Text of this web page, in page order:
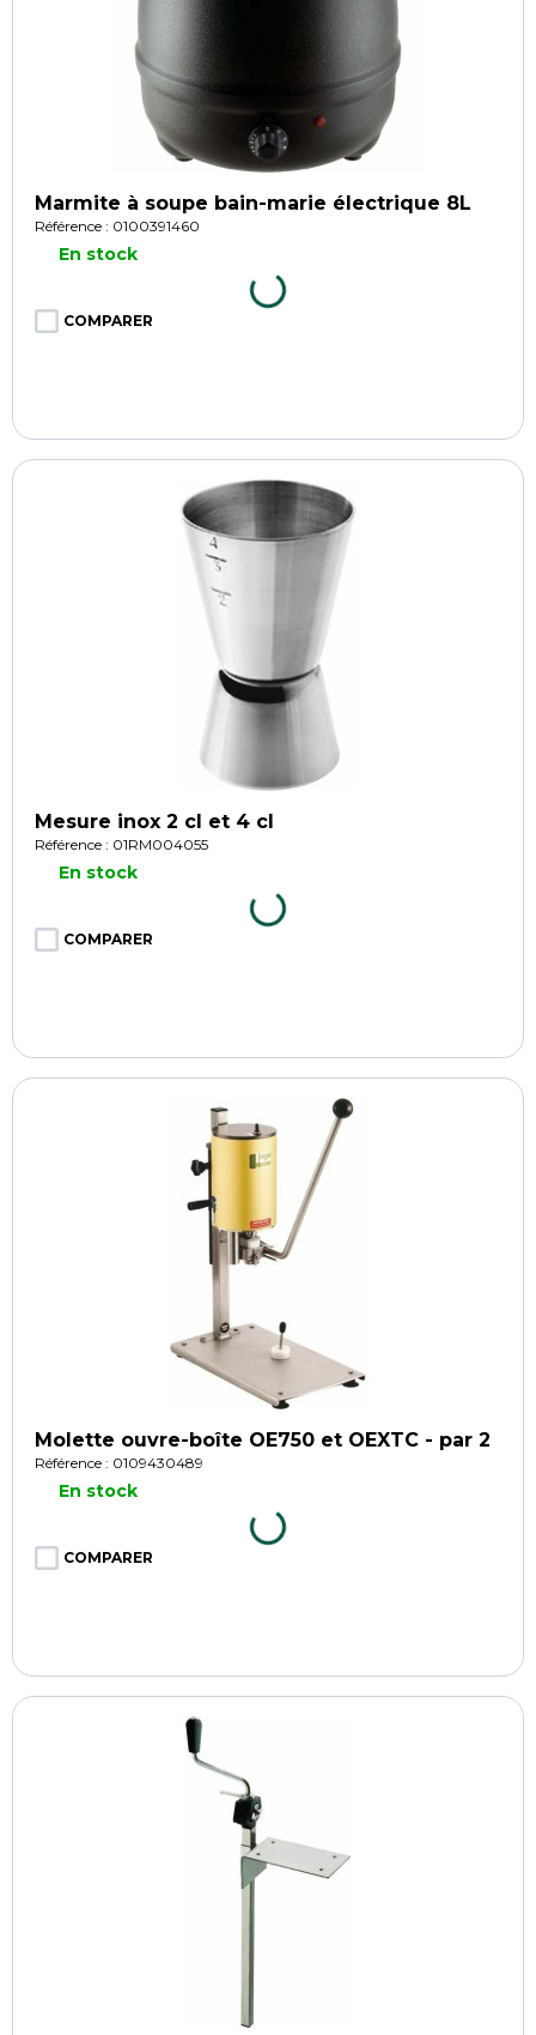
Marmite à soupe bain-marie électrique 8L
Référence : 0100391460
En stock
COMPARER
Mesure inox 2 cl et 4 cl
Référence : 01RM004055
En stock
COMPARER
Molette ouvre-boîte OE750 et OEXTC - par 2
Référence : 0109430489
En stock
COMPARER